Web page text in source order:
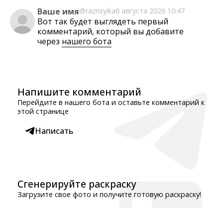
Ваше имя@razrisyika6 августа 2026 10:47
Вот так будет выглядеть первый
комментарий, который вы добавите
через нашего бота
Напишите комментарий
Перейдите в нашего бота и оставьте комментарий к
этой странице
Написать
Сгенерируйте раскраску
Загрузите свое фото и получите готовую раскраску!